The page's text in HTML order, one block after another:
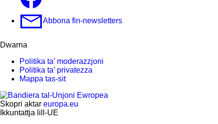
Abbona fin-newsletters
Dwarna
Politika ta’ moderazzjoni
Politika ta’ privatezza
Mappa tas-sit
Skopri aktar europa.eu
Ikkuntattja lill-UE